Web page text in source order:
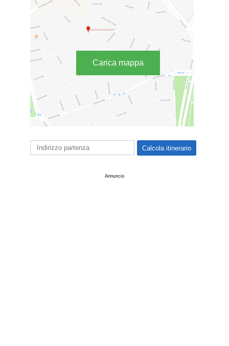
Carica mappa
Annuncio